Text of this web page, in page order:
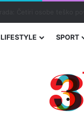
LIFESTYLE SPORT